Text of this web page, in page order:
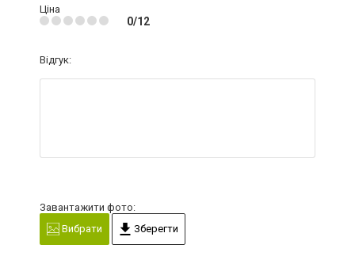
Ціна
0/12
Відгук:
Завантажити фото:
Вибрати
Зберегти